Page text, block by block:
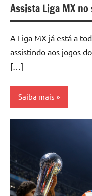
Assista Liga MX
A Liga MX já está a
assistindo aos jogos
[…]
Saiba mais